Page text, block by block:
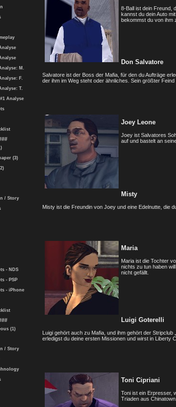
M.
F.
T.
Analyse
(3)
/ Story
- NDS
- PSP
- iPhone
(1)
/ Story
8-Ball ist dein Freund,
kannst du dein Auto
bekommst du von ihm
Don Salvatore
Salvatore ist der Boss der Mafia, für den du Aufträge
der ihm im Weg steht oder ähnliches. Sein größter Feind
Joey Leone
Joey ist Salvatores
auf und bastelt an
Misty
Misty ist die Freundin von Joey und eine Edelnutte, die
Maria
Maria ist die Tochter
nichts zu tun haben
nicht gefällt.
Luigi Goterelli
Luigi gehört auch zu Mafia, und ihm gehört der Stripclub
erledigst du deine ersten Missionen und wirst in Liberty
Toni Cipriani
Toni ist ein Erpresser,
Triaden aus Chinatown.